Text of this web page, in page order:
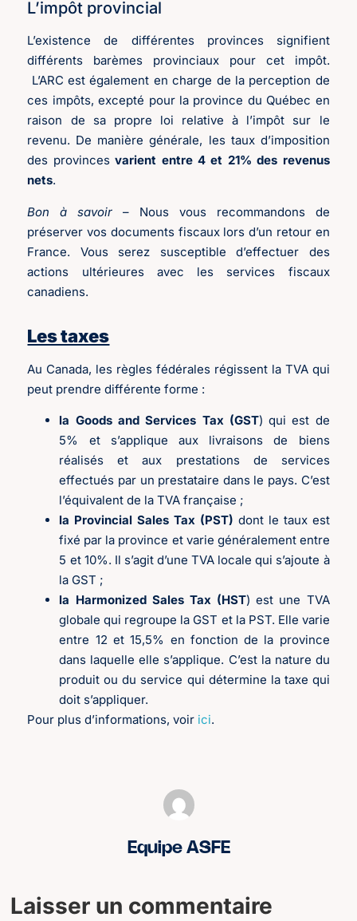
L’impôt provincial
L’existence de différentes provinces signifient
différents barèmes provinciaux pour cet impôt.
L’ARC est également en charge de la perception de
ces impôts, excepté pour la province du Québec en
raison de sa propre loi relative à l’impôt sur le
revenu. De manière générale, les taux d’imposition
des provincesvarient entre 4 et 21% des revenus
nets.
Bon à savoir – Nous vous recommandons de
préserver vos documents fiscaux lors d’un retour en
France. Vous serez susceptible d’effectuer des
actions ultérieures avec les services fiscaux
canadiens.
Les taxes
Au Canada, les règles fédérales régissent la TVA qui
peut prendre différente forme :
la Goods and Services Tax (GST) qui est de
5% et s’applique aux livraisons de biens
réalisés et aux prestations de services
effectués par un prestataire dans le pays. C’est
l’équivalent de la TVA française ;
la Provincial Sales Tax (PST) dont le taux est
fixé par la province et varie généralement entre
5 et 10%. Il s’agit d’une TVA locale qui s’ajoute à
la GST ;
la Harmonized Sales Tax (HST) est une TVA
globale qui regroupe la GST et la PST. Elle varie
entre 12 et 15,5% en fonction de la province
dans laquelle elle s’applique. C’est la nature du
produit ou du service qui détermine la taxe qui
doit s’appliquer.
Pour plus d’informations, voir ici.
Equipe ASFE
Laisser un commentaire